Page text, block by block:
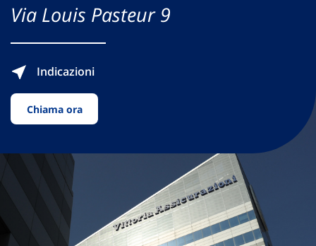
Via Louis Pasteur 9
Indicazioni
Chiama ora